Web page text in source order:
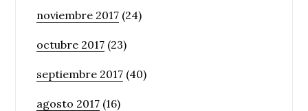
noviembre 2017 (24)
octubre 2017 (23)
septiembre 2017 (40)
agosto 2017 (16)